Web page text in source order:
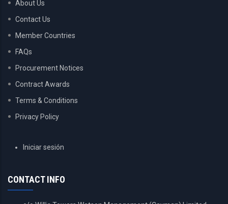
About Us
Contact Us
Member Countries
FAQs
Procurement Notices
Contract Awards
Terms & Conditions
Privacy Policy
USERIniciar sesión
CONTACT INFO